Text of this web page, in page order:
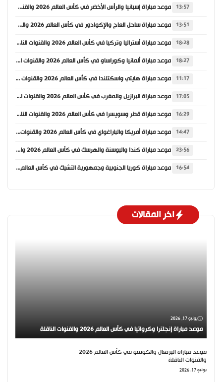
13:57 موعد مباراة إسبانيا والرأس الأخضر في كأس العالم 2026 والقنوات الناقلة
13:51 موعد مباراة ساحل العاج والإكوادور في كأس العالم 2026 والقنوات الناقلة
18:28 موعد مباراة أستراليا وتركيا في كأس العالم 2026 والقنوات الناقلة
18:27 موعد مباراة ألمانيا وكوراساو في كأس العالم 2026 والقنوات الناقلة
11:17 موعد مباراة هايتي واسكتلندا في كأس العالم 2026 والقنوات الناقلة
17:05 موعد مباراة البرازيل والمغرب في كأس العالم 2026 والقنوات الناقلة
16:29 موعد مباراة قطر وسويسرا في كأس العالم 2026 والقنوات الناقلة
14:47 موعد مباراة أمريكا والباراغواي في كأس العالم 2026 والقنوات الناقلة
23:56 موعد مباراة كندا والبوسنة والهرسك في كأس العالم 2026 والقنوات الناقلة
16:54 موعد مباراة كوريا الجنوبية وجمهورية التشيك في كأس العالم 2026 والقنوات الناقلة
اخر المقالات
يونيو 17, 2026
موعد مباراة إنجلترا وكرواتيا في كأس العالم 2026 والقنوات الناقلة
موعد مباراة البرتغال والكونغو في كأس العالم 2026
والقنوات الناقلة
يونيو 17, 2026